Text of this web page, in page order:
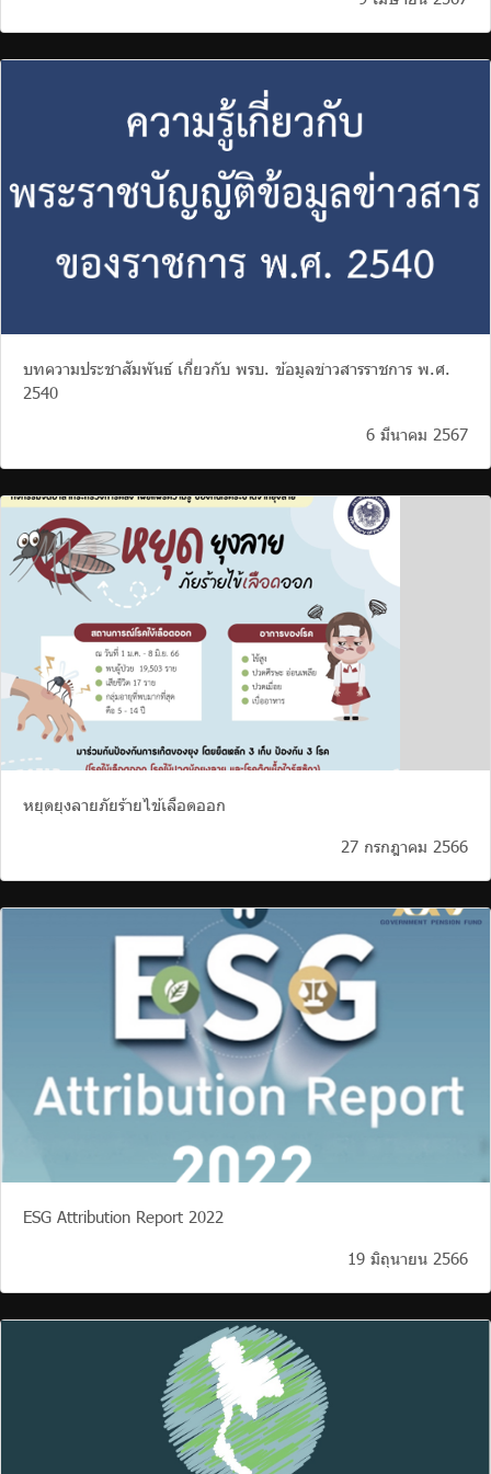
บทความประชาสัมพันธ์ เกี่ยวกับ พรบ. ข้อมูลข่าวสารราชการ พ.ศ.
2540
6 มีนาคม 2567
หยุดยุงลายภัยร้ายไข้เลือดออก
27 กรกฎาคม 2566
ESG Attribution Report 2022
19 มิถุนายน 2566